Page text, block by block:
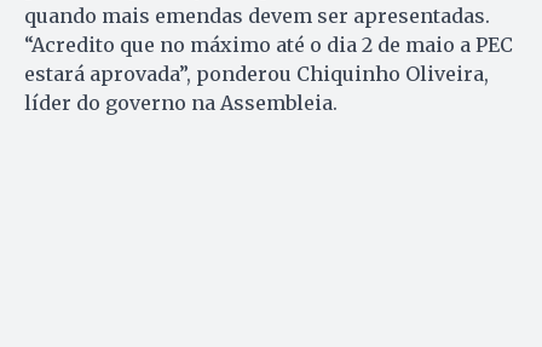
quando mais emendas devem ser apresentadas.
“Acredito que no máximo até o dia 2 de maio a PEC
estará aprovada”, ponderou Chiquinho Oliveira,
líder do governo na Assembleia.